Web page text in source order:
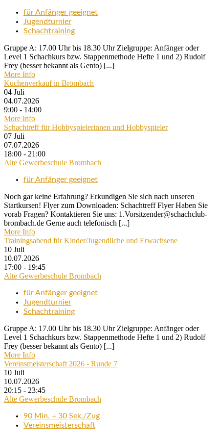
für Anfänger geeignet
Jugendturnier
Schachtraining
Gruppe A: 17.00 Uhr bis 18.30 Uhr Zielgruppe: Anfänger oder
Level 1 Schachkurs bzw. Stappenmethode Hefte 1 und 2) Rudolf
Frey (besser bekannt als Gento) [...]
More Info
Kuchenverkauf in Brombach
04 Juli
04.07.2026
9:00 - 14:00
More Info
Schachtreff für Hobbyspielerinnen und Hobbyspieler
07 Juli
07.07.2026
18:00 - 21:00
Alte Gewerbeschule Brombach
für Anfänger geeignet
Noch gar keine Erfahrung? Erkundigen Sie sich nach unseren
Startkursen! Flyer zum Downloaden: Schachtreff Flyer Haben Sie
vorab Fragen? Kontaktieren Sie uns: 1.Vorsitzender@schachclub-
brombach.de Gerne auch telefonisch [...]
More Info
Trainingsabend für Kinder/Jugendliche und Erwachsene
10 Juli
10.07.2026
17:00 - 19:45
Alte Gewerbeschule Brombach
für Anfänger geeignet
Jugendturnier
Schachtraining
Gruppe A: 17.00 Uhr bis 18.30 Uhr Zielgruppe: Anfänger oder
Level 1 Schachkurs bzw. Stappenmethode Hefte 1 und 2) Rudolf
Frey (besser bekannt als Gento) [...]
More Info
Vereinsmeisterschaft 2026 - Runde 7
10 Juli
10.07.2026
20:15 - 23:45
Alte Gewerbeschule Brombach
90 Min. + 30 Sek./Zug
Vereinsmeisterschaft